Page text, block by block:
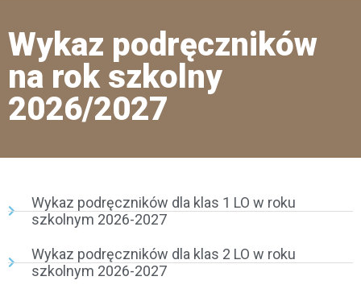
Wykaz podręczników
na rok szkolny
2026/2027
Wykaz podręczników dla klas 1 LO w roku
szkolnym 2026-2027
Wykaz podręczników dla klas 2 LO w roku
szkolnym 2026-2027